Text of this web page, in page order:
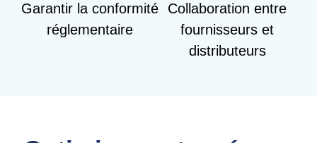
Garantir la conformité
réglementaire
Collaboration entre
fournisseurs et
distributeurs